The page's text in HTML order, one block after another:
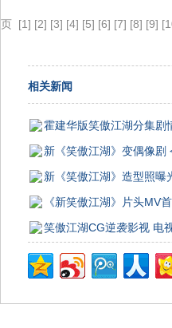
页 [1] [2] [3] [4] [5] [6] [7] [8] [9]
相关新闻
霍建华版笑傲江湖分集剧
新《笑傲江湖》变偶像剧
新《笑傲江湖》造型照曝
《新笑傲江湖》片头MV
笑傲江湖CG逆袭影视 电